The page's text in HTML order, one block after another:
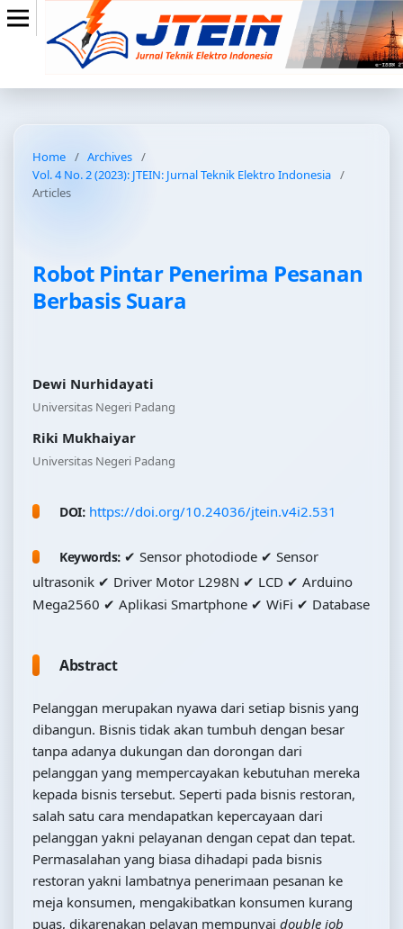
Home / Archives /
Vol. 4 No. 2 (2023): JTEIN: Jurnal Teknik Elektro Indonesia /
Articles
Robot Pintar Penerima Pesanan
Berbasis Suara
Dewi Nurhidayati
Universitas Negeri Padang
Riki Mukhaiyar
Universitas Negeri Padang
DOI: https://doi.org/10.24036/jtein.v4i2.531
Keywords: ✔ Sensor photodiode ✔ Sensor
ultrasonik ✔ Driver Motor L298N ✔ LCD ✔ Arduino
Mega2560 ✔ Aplikasi Smartphone ✔ WiFi ✔ Database
Abstract
Pelanggan merupakan nyawa dari setiap bisnis yang
dibangun. Bisnis tidak akan tumbuh dengan besar
tanpa adanya dukungan dan dorongan dari
pelanggan yang mempercayakan kebutuhan mereka
kepada bisnis tersebut. Seperti pada bisnis restoran,
salah satu cara mendapatkan kepercayaan dari
pelanggan yakni pelayanan dengan cepat dan tepat.
Permasalahan yang biasa dihadapi pada bisnis
restoran yakni lambatnya penerimaan pesanan ke
meja konsumen, mengakibatkan konsumen kurang
puas, dikarenakan pelayan mempunyai double job